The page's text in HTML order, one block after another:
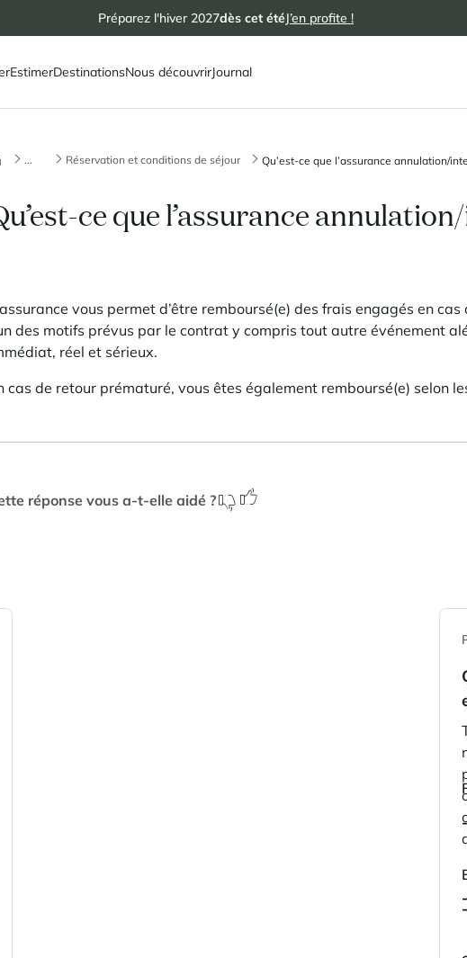
Préparez l'hiver 2027dès cet étéJ’en profite !
EstimerDestinationsNous découvrirJournal
... Réservation et conditions de séjour Qu’est-ce que l’assurance annulation/
ce que l’assurance
vous permet d’être remboursé(e) des frais engagés en
des motifs prévus par le contrat y compris tout autre événement
réel et sérieux.
cas de retour prématuré, vous êtes également remboursé(e) selon
réponse vous a-t-elle aidé ?